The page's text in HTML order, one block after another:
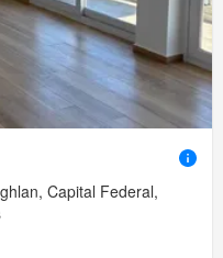
Capital Federal,